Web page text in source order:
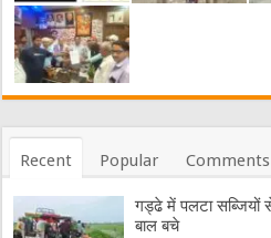
Recent Popular Comments
गड्ढे में पलटा सब्जियों
बाल बचे